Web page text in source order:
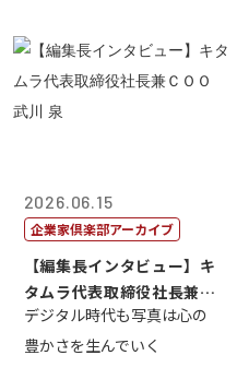
2026.06.15
企業家倶楽部アーカイブ
【編集長インタビュー】キ
タムラ代表取締役社長兼Ｃ
ＯＯ 武川 ...
デジタル時代も写真は心の
豊かさを生んでいく